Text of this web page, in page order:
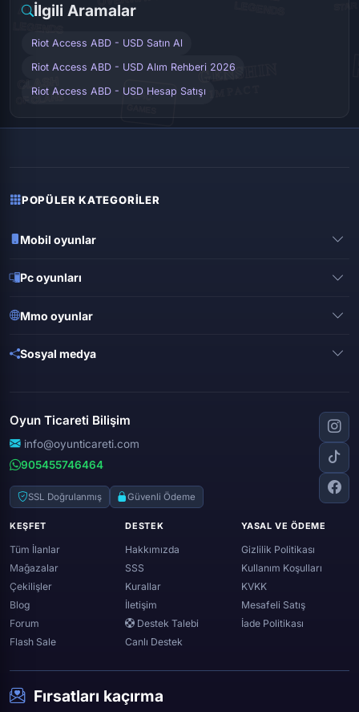
İlgili Aramalar
Riot Access ABD - USD Satın Al
Riot Access ABD - USD Alım Rehberi 2026
Riot Access ABD - USD Hesap Satışı
POPÜLER KATEGORILER
Mobil oyunlar
Mobile legends
Free fire
Minecraft
Pc oyunları
Gta online
Lost ark
World of warcraft
Zula
Mmo oyunlar
Wolfteam
Black desert online
Genshin ımpact
Sosyal medya
Discord
Youtube
Twitter (x)
Spotify
Oyun Ticareti Bilişim
info@oyunticareti.com
905455746464
SSL Doğrulanmış Güvenli Ödeme
KEŞFET
Tüm İlanlar
Mağazalar
Çekilişler
Blog
Forum
Flash Sale
DESTEK
Hakkımızda
SSS
Kurallar
İletişim
Destek Talebi
Canlı Destek
YASAL VE ÖDEME
Gizlilik Politikası
Kullanım Koşulları
KVKK
Mesafeli Satış
İade Politikası
Fırsatları kaçırma